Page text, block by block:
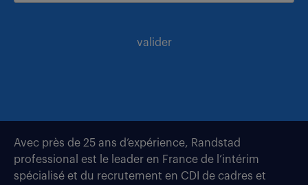
valider
Avec près de 25 ans d’expérience, Randstad
professional est le leader en France de l’intérim
spécialisé et du recrutement en CDI de cadres et